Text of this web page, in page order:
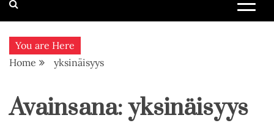
You are Here
Home
yksinäisyys
Avainsana:yksinäisyys